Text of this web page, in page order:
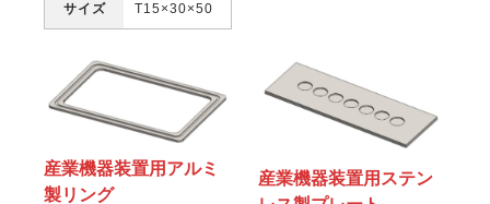
サイズ T15×30×50
産業機器装置用アルミ
製リング
産業機器装置用ステン